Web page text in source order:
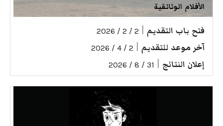
الأفلام الوثائقية
فتح باب التقديم 2 / 2 / 2026
آخر موعد للتقديم 2 / 4 / 2026
إعلان النتائج 31 / 8 / 2026